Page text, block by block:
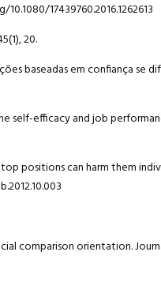
17439760.2016.1262613
20.
baseadas em confiança se
self-efficacy and job
positions can harm them
comparison orientation.